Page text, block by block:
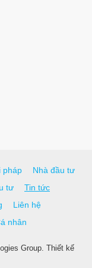
pháp
Nhà đầu tư
tư
Tin tức
Liên hệ
nhân
Group. Thiết kế